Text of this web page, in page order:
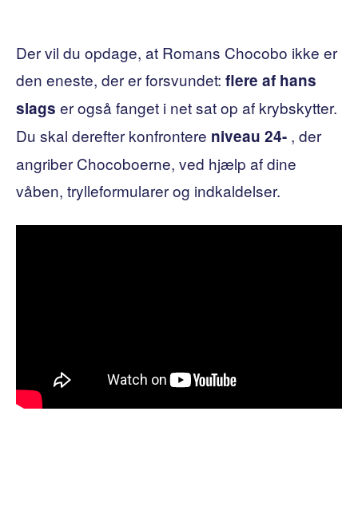
Der vil du opdage, at Romans Chocobo ikke er
den eneste, der er forsvundet: flere af hans
slags er også fanget i net sat op af krybskytter.
Du skal derefter konfrontere niveau 24- , der
angriber Chocoboerne, ved hjælp af dine
våben, trylleformularer og indkaldelser.